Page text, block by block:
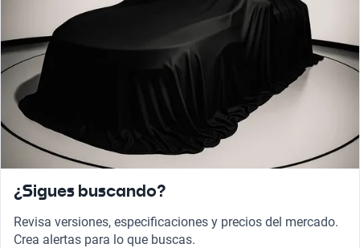
¿Sigues buscando?
Revisa versiones, especificaciones y precios del mercado.
Crea alertas para lo que buscas.